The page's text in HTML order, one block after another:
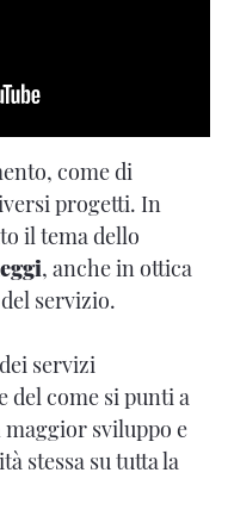
come di
progetti. In
il tema dello
, anche in ottica
servizio.
servizi
del come si punti a
sviluppo e
stessa su tutta la